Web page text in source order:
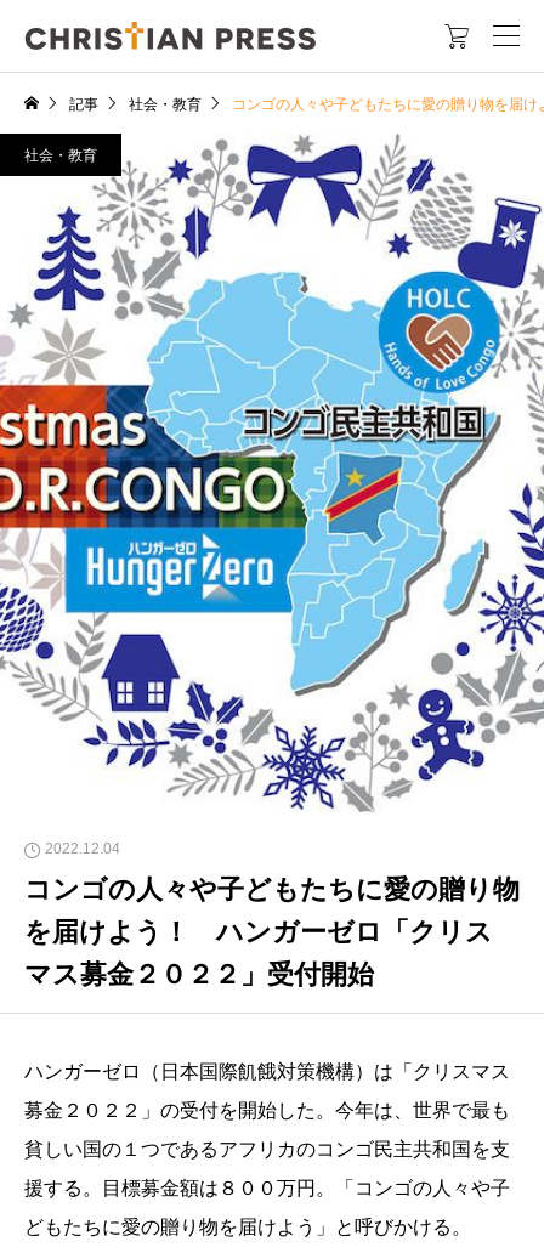

記事 社会・教育 コンゴの人々や子どもたちに愛の贈り物を
社会・教育
2022.12.04
コンゴの人々や子どもたちに愛の贈り物
を届けよう！ ハンガーゼロ「クリス
マス募金２０２２」受付開始
ハンガーゼロ（日本国際飢餓対策機構）は「クリスマス
募金２０２２」の受付を開始した。今年は、世界で最も
貧しい国の１つであるアフリカのコンゴ民主共和国を支
援する。目標募金額は８００万円。「コンゴの人々や子
どもたちに愛の贈り物を届けよう」と呼びかける。